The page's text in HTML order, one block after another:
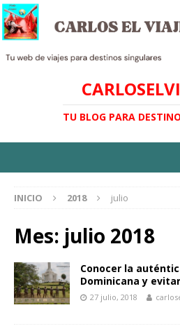
TU BLOG PARA
INICIO 2018 julio
Mes: julio 2018
Conocer la
Dominicana y
27 julio, 2018